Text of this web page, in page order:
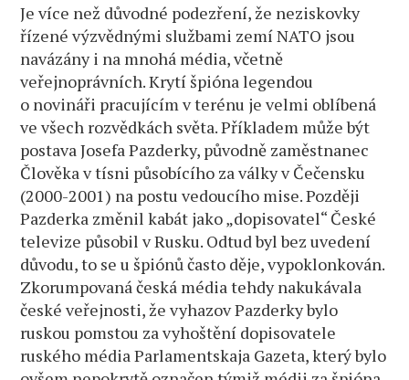
Je více než důvodné podezření, že neziskovky
řízené výzvědnými službami zemí NATO jsou
navázány i na mnohá média, včetně
veřejnoprávních. Krytí špióna legendou
o novináři pracujícím v terénu je velmi oblíbená
ve všech rozvědkách světa. Příkladem může být
postava Josefa Pazderky, původně zaměstnanec
Člověka v tísni působícího za války v Čečensku
(2000-2001) na postu vedoucího mise. Později
Pazderka změnil kabát jako „dopisovatel“ České
televize působil v Rusku. Odtud byl bez uvedení
důvodu, to se u špiónů často děje, vypoklonkován.
Zkorumpovaná česká média tehdy nakukávala
české veřejnosti, že vyhazov Pazderky bylo
ruskou pomstou za vyhoštění dopisovatele
ruského média Parlamentskaja Gazeta, který bylo